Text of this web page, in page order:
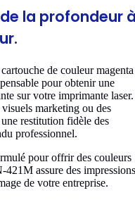
la profondeur
de couleur magenta
pour obtenir une
sur votre imprimante laser.
marketing ou des
restitution fidèle des
professionnel.
pour offrir des couleurs
assure des impressions
de votre entreprise.